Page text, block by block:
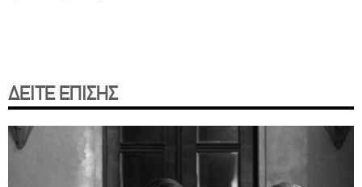
ΔΕΙΤΕ ΕΠΙΣΗΣ